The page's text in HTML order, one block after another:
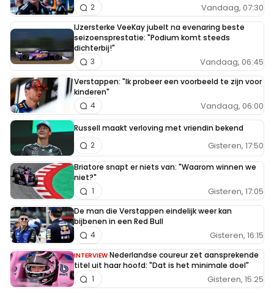
Vandaag, 07:30
2
IJzersterke VeeKay jubelt na evenaring beste
seizoensprestatie: "Podium komt steeds
dichterbij!"
Vandaag, 06:45
3
Verstappen: "Ik probeer een voorbeeld te zijn voor
kinderen"
Vandaag, 06:00
4
Russell maakt verloving met vriendin bekend
Gisteren, 17:50
2
Briatore snapt er niets van: "Waarom winnen we
niet?"
Gisteren, 17:05
1
De man die Verstappen eindelijk weer kan
bijbenen in een Red Bull
Gisteren, 16:15
4
INTERVIEW Nederlandse coureur zet aansprekende
titel uit haar hoofd: "Dat is het minimale doel"
Gisteren, 15:25
1